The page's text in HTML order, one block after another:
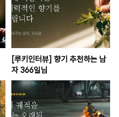
[루키인터뷰] 향기 추천하는 남
자 366일님